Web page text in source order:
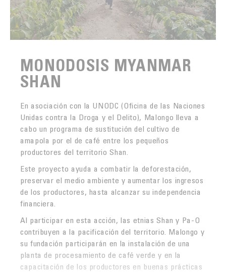
MONODOSIS MYANMAR
SHAN
En asociación con la UNODC (Oficina de las Naciones
Unidas contra la Droga y el Delito), Malongo lleva a
cabo un programa de sustitución del cultivo de
amapola por el de café entre los pequeños
productores del territorio Shan.
Este proyecto ayuda a combatir la deforestación,
preservar el medio ambiente y aumentar los ingresos
de los productores, hasta alcanzar su independencia
financiera.
Al participar en esta acción, las etnias Shan y Pa-O
contribuyen a la pacificación del territorio. Malongo y
su fundación participarán en la instalación de una
planta de procesamiento de café verde y en la
capacitación de los productores en buenas prácticas